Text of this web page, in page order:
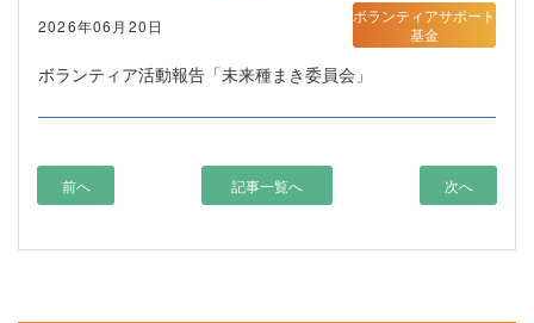
2026年06月20日
ボランティア活動報告「未来種まき委員会」
ボランティアサポート
基金
前へ 記事一覧へ 次へ